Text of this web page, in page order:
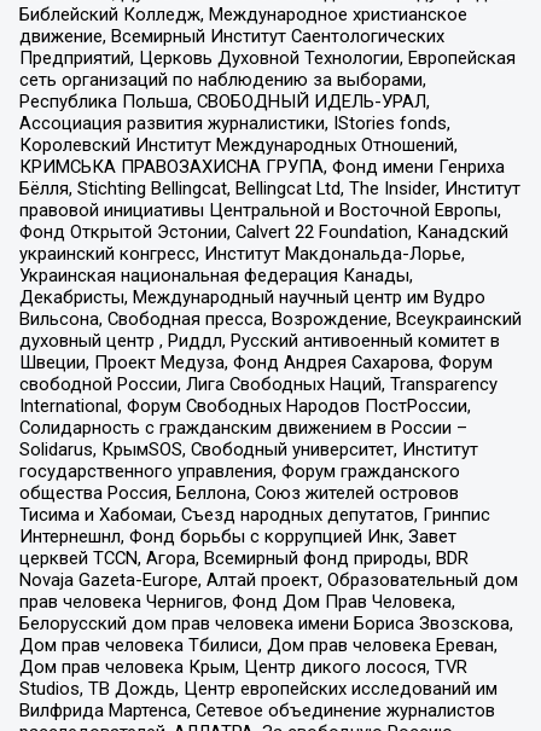
Библейский Колледж, Международное христианское
движение, Всемирный Институт Саентологических
Предприятий, Церковь Духовной Технологии, Европейская
сеть организаций по наблюдению за выборами,
Республика Польша, СВОБОДНЫЙ ИДЕЛЬ-УРАЛ,
Ассоциация развития журналистики, IStories fonds,
Королевский Институт Международных Отношений,
КРИМСЬКА ПРАВОЗАХИСНА ГРУПА, Фонд имени Генриха
Бёлля, Stichting Bellingcat, Bellingcat Ltd, The Insider, Институт
правовой инициативы Центральной и Восточной Европы,
Фонд Открытой Эстонии, Calvert 22 Foundation, Канадский
украинский конгресс, Институт Макдональда-Лорье,
Украинская национальная федерация Канады,
Декабристы, Международный научный центр им Вудро
Вильсона, Свободная пресса, Возрождение, Всеукраинский
духовный центр , Риддл, Русский антивоенный комитет в
Швеции, Проект Медуза, Фонд Андрея Сахарова, Форум
свободной России, Лига Свободных Наций, Transparеncy
International, Форум Свободных Народов ПостРоссии,
Солидарность с гражданским движением в России –
Solidarus, КрымSOS, Свободный университет, Институт
государственного управления, Форум гражданского
общества Россия, Беллона, Союз жителей островов
Тисима и Хабомаи, Съезд народных депутатов, Гринпис
Интернешнл, Фонд борьбы с коррупцией Инк, Завет
церквей TCCN, Агора, Всемирный фонд природы, BDR
Novaja Gazeta-Europe, Алтай проект, Образовательный дом
прав человека Чернигов, Фонд Дом Прав Человека,
Белорусский дом прав человека имени Бориса Звозскова,
Дом прав человека Тбилиси, Дом прав человека Ереван,
Дом прав человека Крым, Центр дикого лосося, TVR
Studios, ТВ Дождь, Центр европейских исследований им
Вилфрида Мартенса, Сетевое объединение журналистов